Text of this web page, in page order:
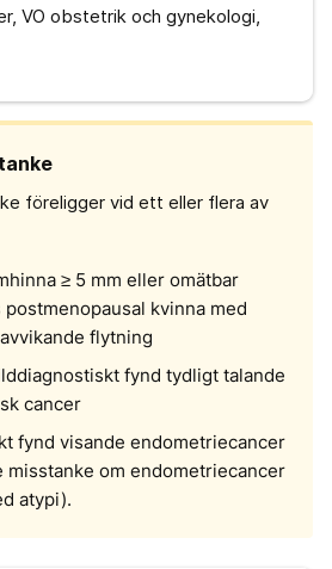
VO obstetrik och gynekologi,
föreligger vid ett eller flera av
≥ 5 mm eller omätbar
kvinna med
flytning
fynd tydligt talande
cancer
fynd visande endometriecancer
misstanke om endometriecancer
atypi).